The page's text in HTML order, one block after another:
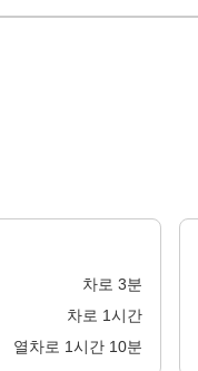
차로 3분
차로 1시간
열차로 1시간 10분